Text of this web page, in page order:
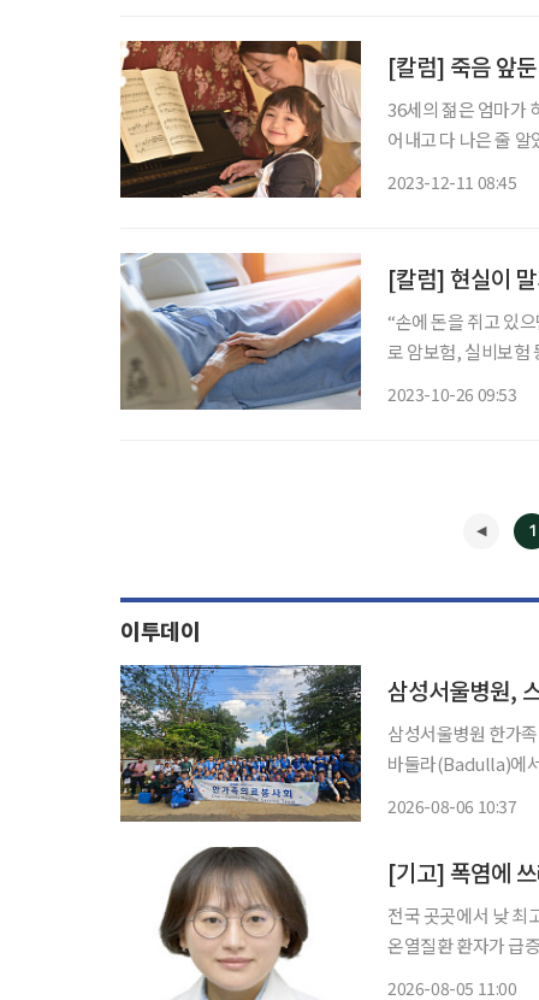
[칼럼] 죽음 앞
36세의 젊은 엄마가
어내고 다 나은 줄
2023-12-11 08:45
[칼럼] 현실이
“손에 돈을 쥐고 있으면
로 암보험, 실비보험
2023-10-26 09:53
1
이투데이
삼성서울병원,
삼성서울병원 한가
바둘라(Badulla)에서 제
2026-08-06 10:37
[기고] 폭염에
전국 곳곳에서 낮
온열질환 환자가 급
2026-08-05 11:00